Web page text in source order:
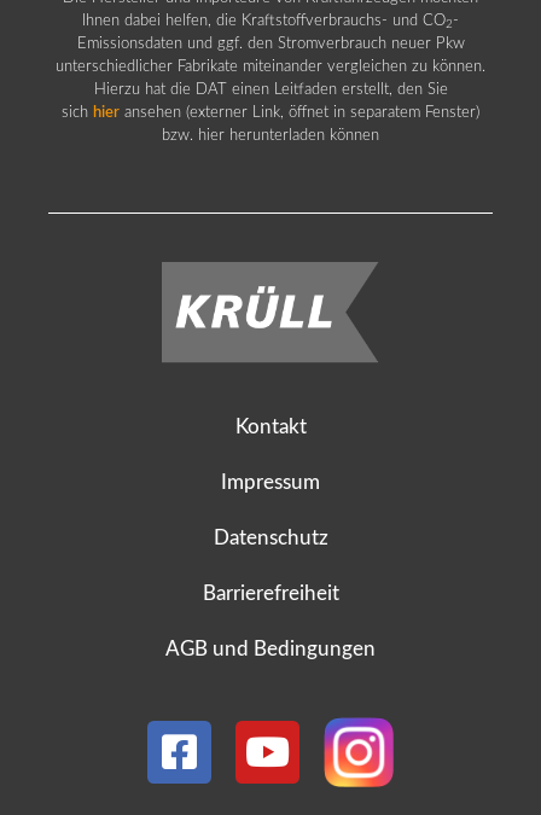
Ihnen dabei helfen, die Kraftstoffverbrauchs- und CO2 -
Emissionsdaten und ggf. den Stromverbrauch neuer Pkw
unterschiedlicher Fabrikate miteinander vergleichen zu können.
Hierzu hat die DAT einen Leitfaden erstellt, den Sie
sich hier ansehen (externer Link, öffnet in separatem Fenster)
bzw. hier herunterladen können
Kontakt
Impressum
Datenschutz
Barrierefreiheit
AGB und Bedingungen